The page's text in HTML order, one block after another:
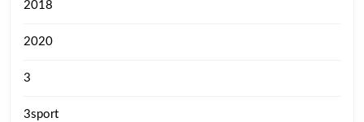
2018
2020
3
3sport